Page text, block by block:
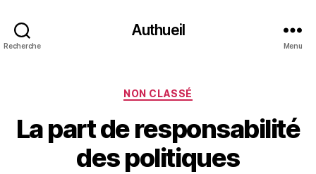
Recherche
Authueil
Menu
Catégories
NON CLASSÉ
La part de responsabilité
des politiques